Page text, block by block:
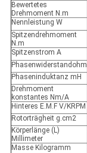
Bewertetes
Drehmoment N.m
Nennleistung W
Spitzendrehmoment
N.m
Spitzenstrom A
Phasenwiderstandohm
Phaseninduktanz mH
Drehmoment
konstantes Nm/A
Hinteres E.M.F V/KRPM
Rotorträgheit g.cm2
Körperlänge (L)
Millimeter
Masse Kilogramm